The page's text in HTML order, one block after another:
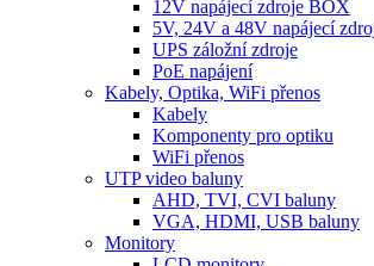
12V napájecí zdroje BOX
5V, 24V a 48V napájecí
UPS záložní zdroje
PoE napájení
Kabely, Optika, WiFi přenos
Kabely
Komponenty pro optiku
WiFi přenos
UTP video baluny
AHD, TVI, CVI baluny
VGA, HDMI, USB baluny
Monitory